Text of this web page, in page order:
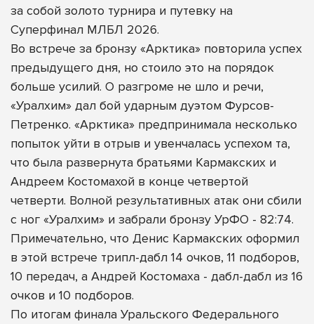
за собой золото турнира и путевку на
Суперфинал МЛБЛ 2026.
Во встрече за бронзу «Арктика» повторила успех
предыдущего дня, но стоило это на порядок
больше усилий. О разгроме не шло и речи,
«Уралхим» дал бой ударным дуэтом Фурсов-
Петренко. «Арктика» предпринимала несколько
попыток уйти в отрыв и увенчалась успехом та,
что была развернута братьями Кармакских и
Андреем Костомахой в конце четвертой
четверти. Волной результативных атак они сбили
с ног «Уралхим» и забрали бронзу УрФО - 82:74.
Примечательно, что Денис Кармакских оформил
в этой встрече трипл-дабл 14 очков, 11 подборов,
10 передач, а Андрей Костомаха - дабл-дабл из 16
очков и 10 подборов.
По итогам финала Уральского Федерального